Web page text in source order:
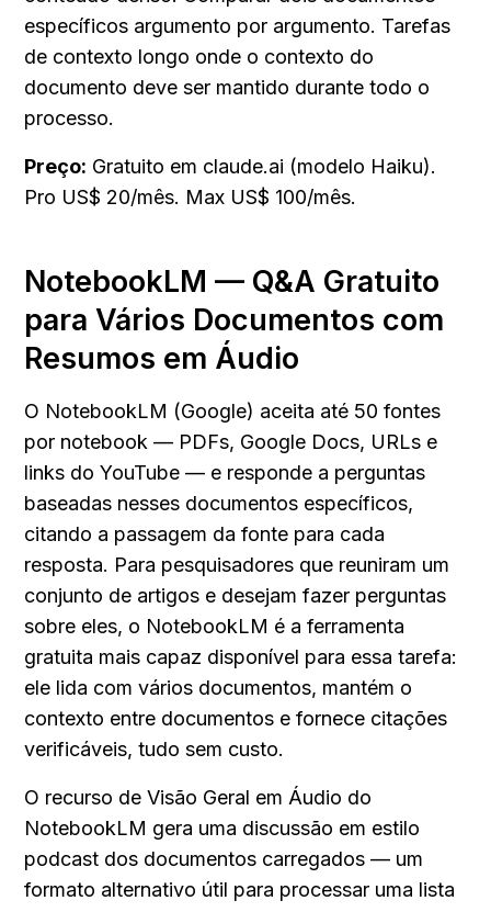
específicos argumento por argumento. Tarefas
de contexto longo onde o contexto do
documento deve ser mantido durante todo o
processo.
Preço: Gratuito em claude.ai (modelo Haiku).
Pro US$ 20/mês. Max US$ 100/mês.
NotebookLM — Q&A Gratuito
para Vários Documentos com
Resumos em Áudio
O NotebookLM (Google) aceita até 50 fontes
por notebook — PDFs, Google Docs, URLs e
links do YouTube — e responde a perguntas
baseadas nesses documentos específicos,
citando a passagem da fonte para cada
resposta. Para pesquisadores que reuniram um
conjunto de artigos e desejam fazer perguntas
sobre eles, o NotebookLM é a ferramenta
gratuita mais capaz disponível para essa tarefa:
ele lida com vários documentos, mantém o
contexto entre documentos e fornece citações
verificáveis, tudo sem custo.
O recurso de Visão Geral em Áudio do
NotebookLM gera uma discussão em estilo
podcast dos documentos carregados — um
formato alternativo útil para processar uma lista